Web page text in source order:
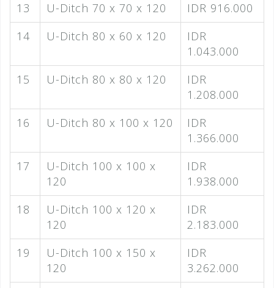
13
U-Ditch 70 x 70 x 120
IDR 916.000
14
U-Ditch 80 x 60 x 120
IDR
1.043.000
15
U-Ditch 80 x 80 x 120
IDR
1.208.000
16
U-Ditch 80 x 100 x 120
IDR
1.366.000
17
U-Ditch 100 x 100 x
120
IDR
1.938.000
18
U-Ditch 100 x 120 x
120
IDR
2.183.000
19
U-Ditch 100 x 150 x
120
IDR
3.262.000